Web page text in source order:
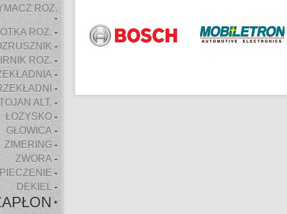
ROZ.
-
ROZ.-
-
ROZ.-
-
-
ALT.-
ŁOŻYSKO-
GŁOWICA-
ZIMERING-
ZWORA-
-
DEKIEL-
*